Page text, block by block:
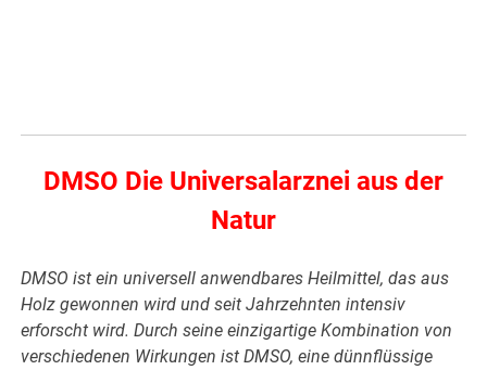
DMSO Die Universalarznei aus der
Natur
DMSO ist ein universell anwendbares Heilmittel, das aus
Holz gewonnen wird und seit Jahrzehnten intensiv
erforscht wird. Durch seine einzigartige Kombination von
verschiedenen Wirkungen ist DMSO, eine dünnflüssige